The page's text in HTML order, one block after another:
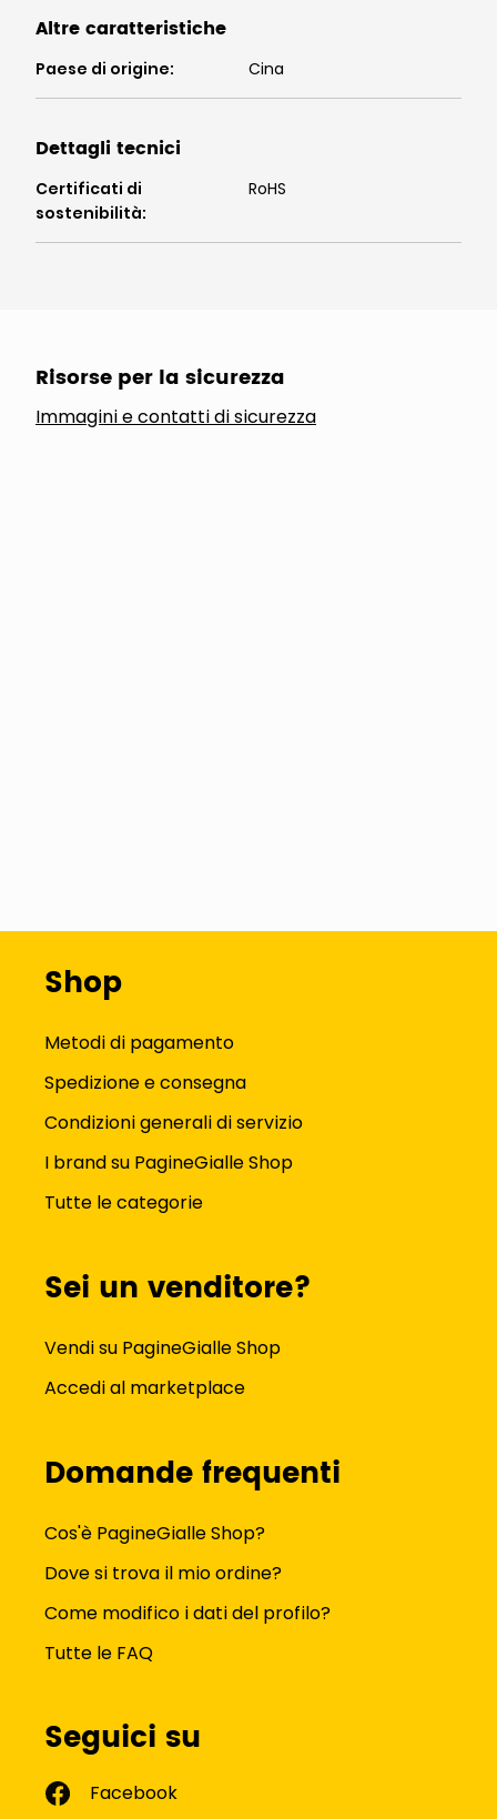
Altre caratteristiche
Paese di origine: Cina
Dettagli tecnici
Certificati di
sostenibilità:
RoHS
Risorse per la sicurezza
Immagini e contatti di sicurezza
Shop
Metodi di pagamento
Spedizione e consegna
Condizioni generali di servizio
I brand su PagineGialle Shop
Tutte le categorie
Sei un venditore?
Vendi su PagineGialle Shop
Accedi al marketplace
Domande frequenti
Cos'è PagineGialle Shop?
Dove si trova il mio ordine?
Come modifico i dati del profilo?
Tutte le FAQ
Seguici su